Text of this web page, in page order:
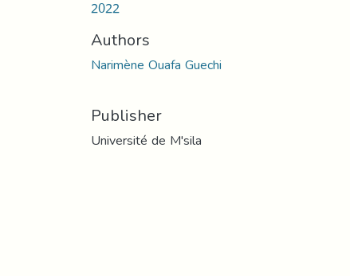
2022
Authors
Narimène Ouafa Guechi
Publisher
Université de M'sila